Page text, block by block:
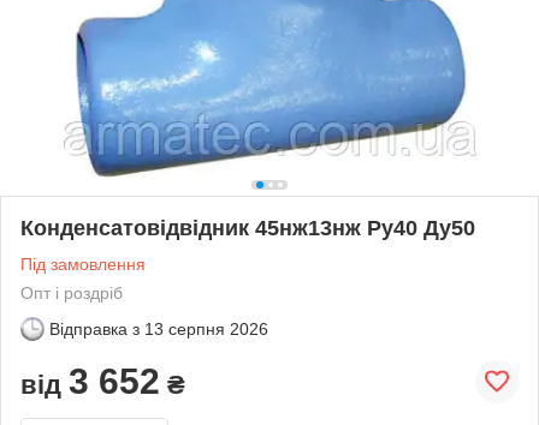
Конденсатовідвідник 45нж13нж Ру40 Ду50
Під замовлення
Опт і роздріб
Відправка з 13 серпня 2026
від 3 652 ₴